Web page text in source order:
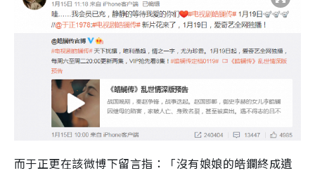
而于正更在該微博下留言指：「沒有娘娘的皓鑭終成遺